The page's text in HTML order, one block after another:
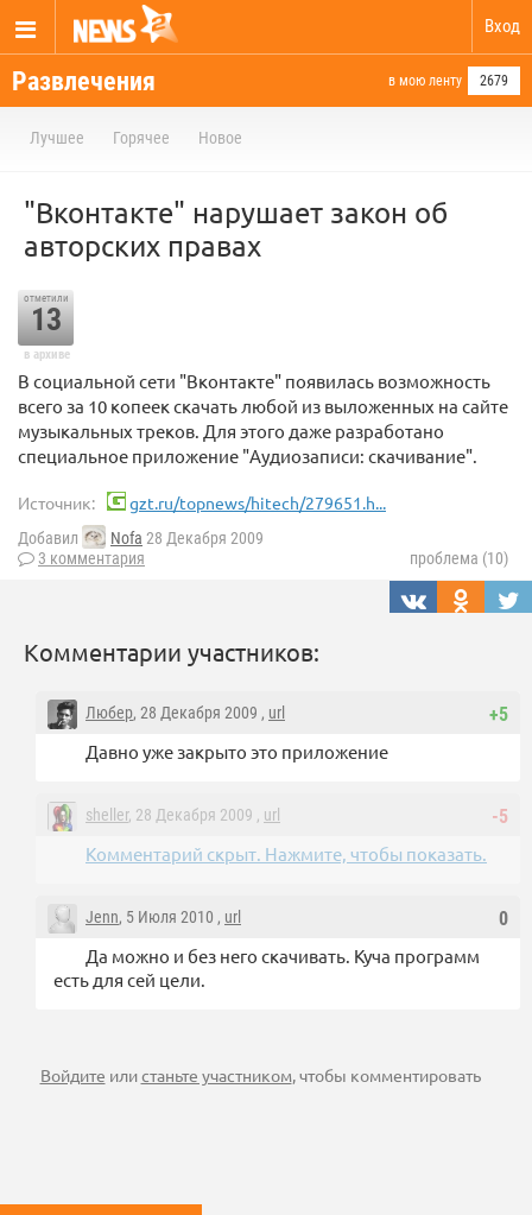
Вход
Развлечения в мою ленту 2679
Лучшее Горячее Новое
"Вконтакте" нарушает закон об
авторских правах
отметили
13
в архиве
В социальной сети "Вконтакте" появилась возможность
всего за 10 копеек скачать любой из выложенных на сайте
музыкальных треков. Для этого даже разработано
специальное приложение "Аудиозаписи: скачивание".
Источник: gzt.ru/topnews/hitech/279651.h...
Добавил Nofa 28 Декабря 2009
3 комментария
проблема (10)
Комментарии участников:
+5
Любер, 28 Декабря 2009 , url
Давно уже закрыто это приложение
-5
sheller, 28 Декабря 2009 , url
Комментарий скрыт. Нажмите, чтобы показать.
0
Jenn, 5 Июля 2010 , url
Да можно и без него скачивать. Куча программ
есть для сей цели.
Войдите илистаньте участником, чтобы комментировать